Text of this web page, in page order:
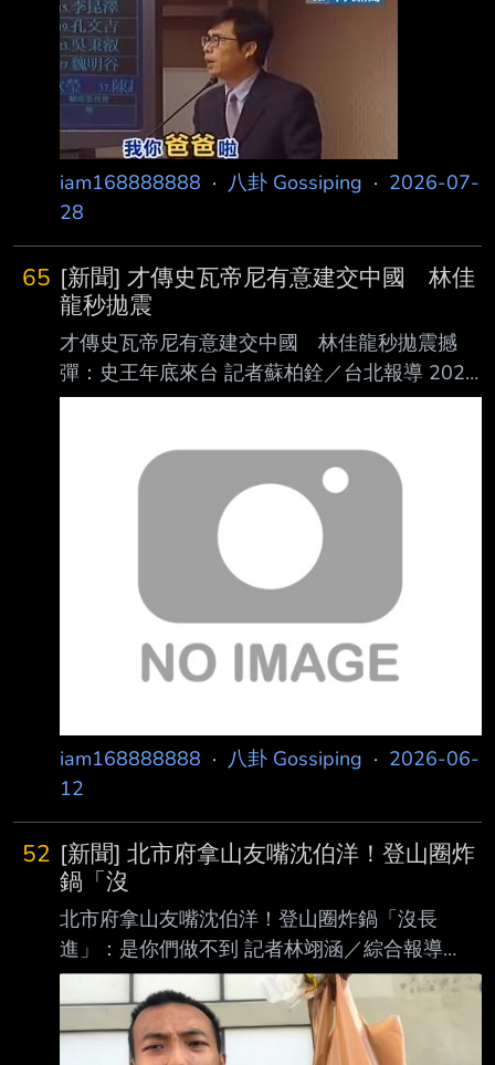
iam168888888 · 八卦 Gossiping · 2026-07-
28
65 [新聞] 才傳史瓦帝尼有意建交中國 林佳
龍秒拋震
才傳史瓦帝尼有意建交中國 林佳龍秒拋震撼
彈：史王年底來台 記者蘇柏銓／台北報導 2026
年6月12日週五 下午5:20 [NOWNEWS今日新
友邦史瓦帝尼，但近日傳 出，史國總理戴羅素
（Russell Dlamini）在聽完學者報告後，有意與
中國建交。外交部 長林佳龍今（12）日表示，
那是個別學者意見，期待年底史王將來台灣，最
近也邀請戴羅 素來台參加大型論壇，台史邦交
非常穩固。 學者建議跟中國建交 林佳龍澄清 根
據《史瓦濟蘭新聞》（Swaziland News）
iam168888888 · 八卦 Gossiping · 2026-06-
12
52 [新聞] 北市府拿山友嘴沈伯洋！登山圈炸
鍋「沒
北市府拿山友嘴沈伯洋！登山圈炸鍋「沒長
進」：是你們做不到 記者林翊涵／綜合報導
2026年6月8日週一 下午9:15 [NOWNEWS今
日新聞] 民進黨台北市長參選人沈伯洋日前拋出
打造「大台北天際線」、串聯 淺山步道的構